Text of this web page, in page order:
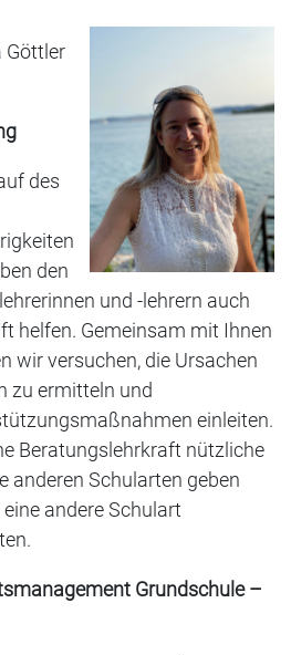
Göttler
des
den
und -lehrern auch
helfen. Gemeinsam mit Ihnen
wir versuchen, die Ursachen
zu ermitteln und
einleiten.
Beratungslehrkraft nützliche
anderen Schularten geben
andere Schulart
Grundschule –